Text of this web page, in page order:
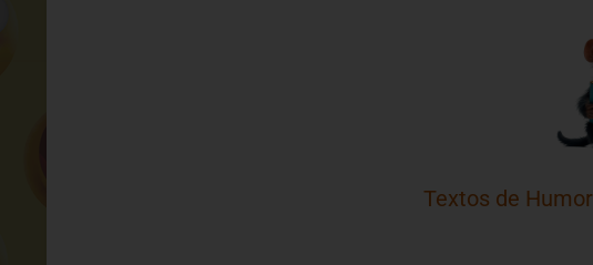
Textos de Humor